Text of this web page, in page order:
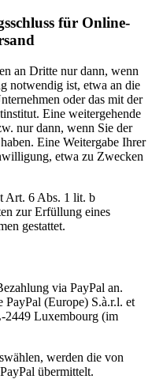
für Online-
an Dritte nur dann, wenn
notwendig ist, etwa an die
oder das mit der
Eine weitergehende
nur dann, wenn Sie der
Eine Weitergabe Ihrer
etwa zu Zwecken
Art. 6 Abs. 1 lit. b
zur Erfüllung eines
gestattet.
via PayPal an.
PayPal (Europe) S.à.r.l. et
2449 Luxembourg (im
werden die von
übermittelt.